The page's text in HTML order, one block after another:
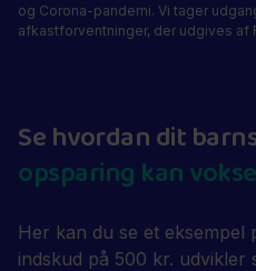
Se hvordan dit
opsparing kan vokse
Her kan du se et eksempel
indskud på 500 kr. udvikler
og Corona-pandemi. Vi tager
afkastforventninger, der udgives af